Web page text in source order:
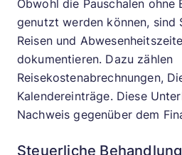
Obwohl die Pauschalen ohne
genutzt werden können, sind
Reisen und
dokumentieren. Dazu zählen
Reisekostenabrechnungen,
Kalendereinträge. Diese
Nachweis gegenüber dem
Steuerliche